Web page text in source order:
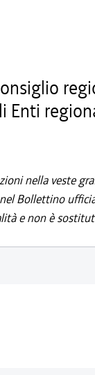
Enti
nella veste
Bollettino
e non è